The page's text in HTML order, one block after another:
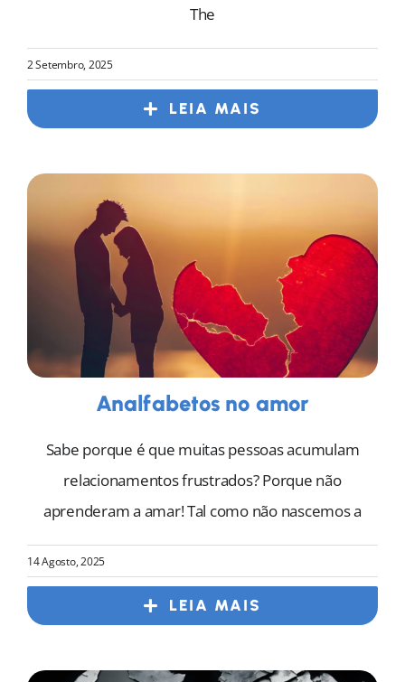
The
2 Setembro, 2025
LEIA MAIS
Analfabetos no amor
Sabe porque é que muitas pessoas acumulam
relacionamentos frustrados? Porque não
aprenderam a amar! Tal como não nascemos a
14 Agosto, 2025
LEIA MAIS